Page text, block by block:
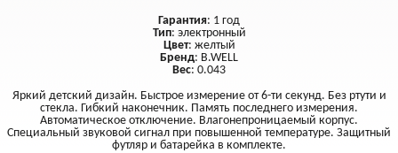
Гарантия: 1 год
Тип: электронный
Цвет: желтый
Бренд: B.WELL
Вес: 0.043
Яркий детский дизайн. Быстрое измерение от 6-ти секунд. Без ртути и
стекла. Гибкий наконечник. Память последнего измерения.
Автоматическое отключение. Влагонепроницаемый корпус.
Специальный звуковой сигнал при повышенной температуре. Защитный
футляр и батарейка в комплекте.